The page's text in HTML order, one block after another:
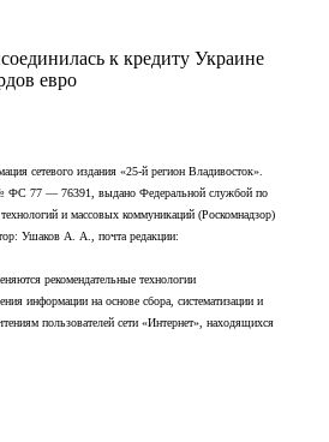
к кредиту Украине
евро
сетевого издания «25-й регион Владивосток».
ФС 77 — 76391, выдано Федеральной службой по
и массовых коммуникаций (Роскомнадзор)
Ушаков А. А., почта редакции:
рекомендательные технологии
информации на основе сбора, систематизации и
пользователей сети «Интернет», находящихся